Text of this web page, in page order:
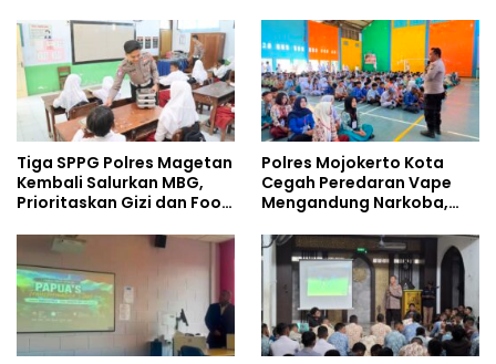
Tiga SPPG Polres Magetan
Kembali Salurkan MBG,
Prioritaskan Gizi dan Food
Polres Mojokerto Kota
Cegah Peredaran Vape
Mengandung Narkoba,
Kalangan Remaja